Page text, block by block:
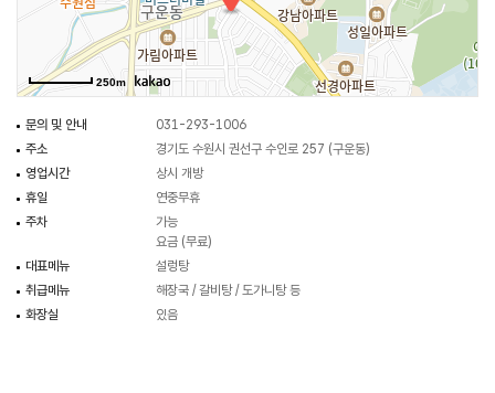
250m
문의 및 안내
031-293-1006
주소
경기도 수원시 권선구 수인로 257 (구운동)
영업시간
상시 개방
휴일
연중무휴
주차
가능
요금 (무료)
대표메뉴
설렁탕
취급메뉴
해장국 / 갈비탕 / 도가니탕 등
화장실
있음